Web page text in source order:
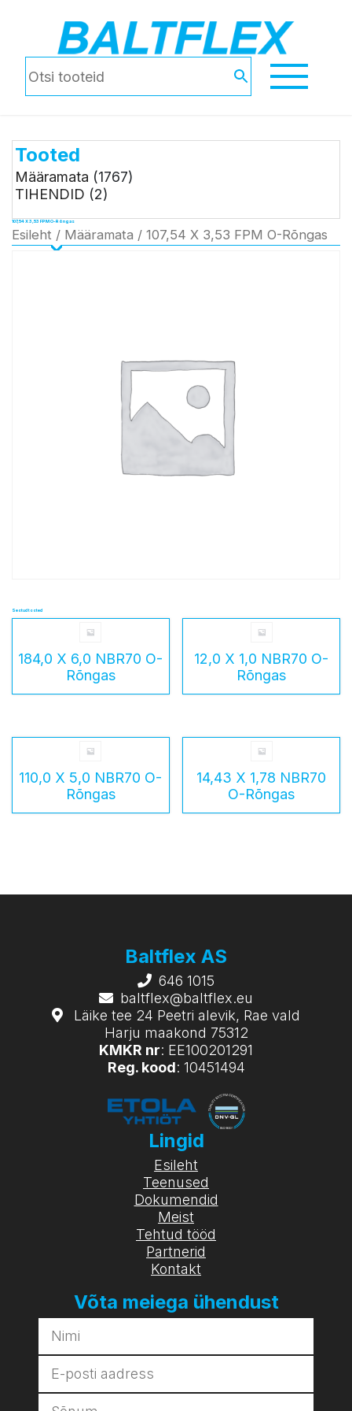
Tooted
Määramata (1767)
TIHENDID (2)
107,54 X 3,53 FPM O-Rõngas
Esileht / Määramata / 107,54 X 3,53 FPM O-Rõngas
Seotud tooted
184,0 X 6,0 NBR70 O-
Rõngas
12,0 X 1,0 NBR70 O-
Rõngas
110,0 X 5,0 NBR70 O-
Rõngas
14,43 X 1,78 NBR70
O-Rõngas
Baltflex AS
646 1015
baltflex@baltflex.eu
Läike tee 24 Peetri alevik, Rae vald
Harju maakond 75312
KMKR nr: EE100201291
Reg. kood: 10451494
Lingid
Esileht
Teenused
Dokumendid
Meist
Tehtud tööd
Partnerid
Kontakt
Võta meiega ühendust